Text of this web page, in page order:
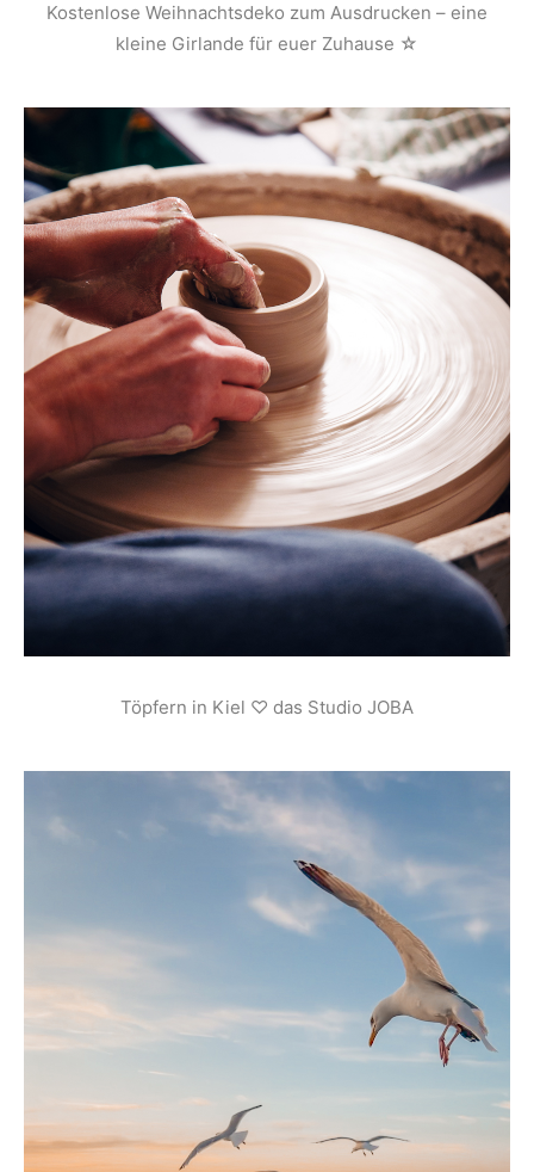
Kostenlose Weihnachtsdeko zum Ausdrucken – eine
kleine Girlande für euer Zuhause ☆
Töpfern in Kiel ♡ das Studio JOBA